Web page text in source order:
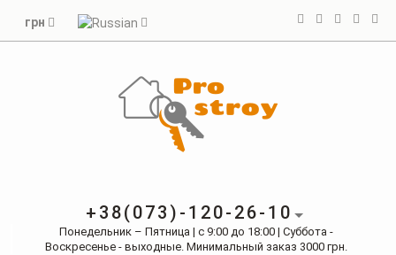
грн
+38(073)-120-26-10
Понедельник – Пятница | с 9:00 до 18:00 | Суббота -
Воскресенье - выходные. Минимальный заказ 3000 грн.